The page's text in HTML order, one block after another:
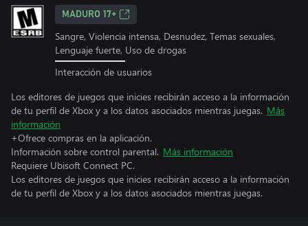
MADURO 17+
Sangre, Violencia intensa, Desnudez, Temas sexuales,
Lenguaje fuerte, Uso de drogas
Interacción de usuarios
Los editores de juegos que inicies recibirán acceso a la información
de tu perfil de Xbox y a los datos asociados mientras juegas. Más
información
+Ofrece compras en la aplicación.
Información sobre control parental. Más información
Requiere Ubisoft Connect PC.
Los editores de juegos que inicies recibirán acceso a la información
de tu perfil de Xbox y a los datos asociados mientras juegas.